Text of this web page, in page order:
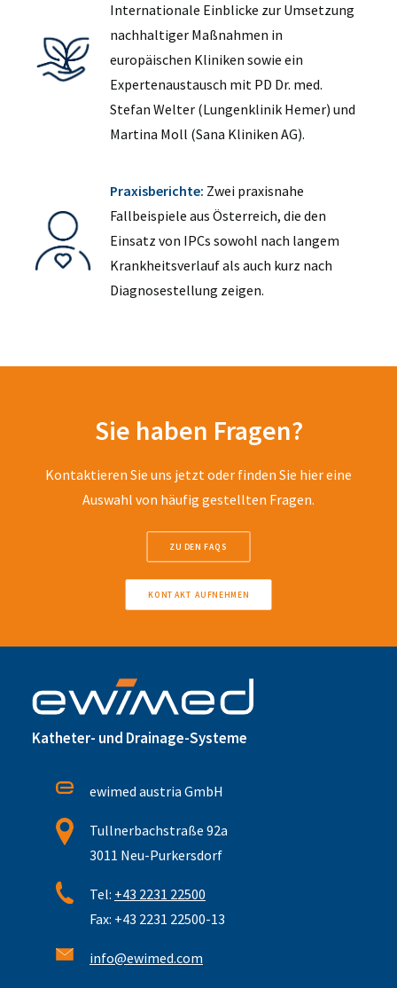
Internationale Einblicke zur Umsetzung
nachhaltiger Maßnahmen in
europäischen Kliniken sowie ein
Expertenaustausch mit PD Dr. med.
Stefan Welter (Lungenklinik Hemer) und
Martina Moll (Sana Kliniken AG).
Praxisberichte: Zwei praxisnahe
Fallbeispiele aus Österreich, die den
Einsatz von IPCs sowohl nach langem
Krankheitsverlauf als auch kurz nach
Diagnosestellung zeigen.
Sie haben Fragen?
Kontaktieren Sie uns jetzt oder finden Sie hier eine
Auswahl von häufig gestellten Fragen.
ZU DEN FAQS
KONTAKT AUFNEHMEN
Katheter- und Drainage-Systeme
ewimed austria GmbH
Tullnerbachstraße 92a
3011 Neu-Purkersdorf
Tel: +43 2231 22500
Fax: +43 2231 22500-13
info@ewimed.com